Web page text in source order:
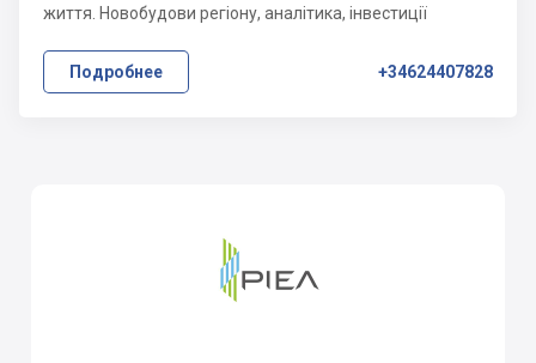
життя. Новобудови регіону, аналітика, інвестиції
Подробнее +34624407828